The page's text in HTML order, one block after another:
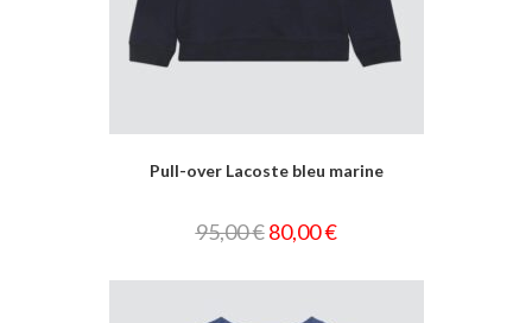
Pull-over Lacoste bleu marine
95,00€ 80,00€